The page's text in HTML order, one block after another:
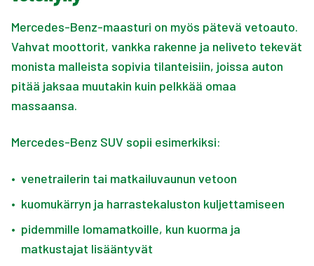
Mercedes-Benz-maasturi on myös pätevä vetoauto.
Vahvat moottorit, vankka rakenne ja neliveto tekevät
monista malleista sopivia tilanteisiin, joissa auton
pitää jaksaa muutakin kuin pelkkää omaa
massaansa.
Mercedes-Benz SUV sopii esimerkiksi:
• venetrailerin tai matkailuvaunun vetoon
• kuomukärryn ja harrastekaluston kuljettamiseen
• pidemmille lomamatkoille, kun kuorma ja
matkustajat lisääntyvät